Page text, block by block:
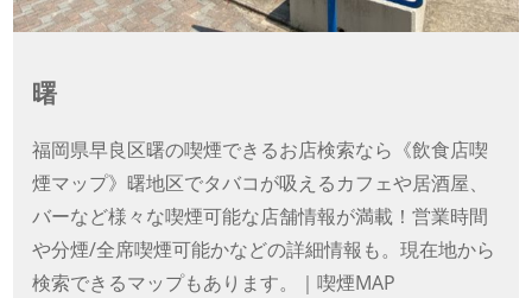
曙
福岡県早良区曙の喫煙できるお店検索なら《飲食店喫
煙マップ》曙地区でタバコが吸えるカフェや居酒屋、
バーなど様々な喫煙可能な店舗情報が満載！営業時間
や分煙/全席喫煙可能かなどの詳細情報も。現在地から
検索できるマップもあります。｜喫煙MAP